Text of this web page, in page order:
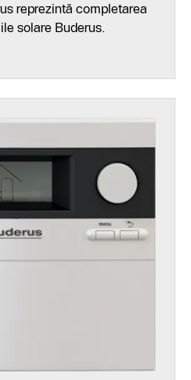
reprezintă completarea
solare Buderus.